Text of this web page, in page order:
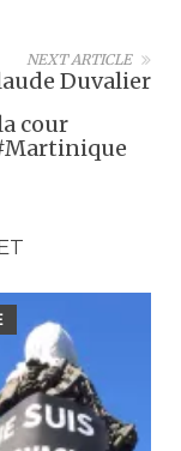
NEXT ARTICLE
Duvalier
cour